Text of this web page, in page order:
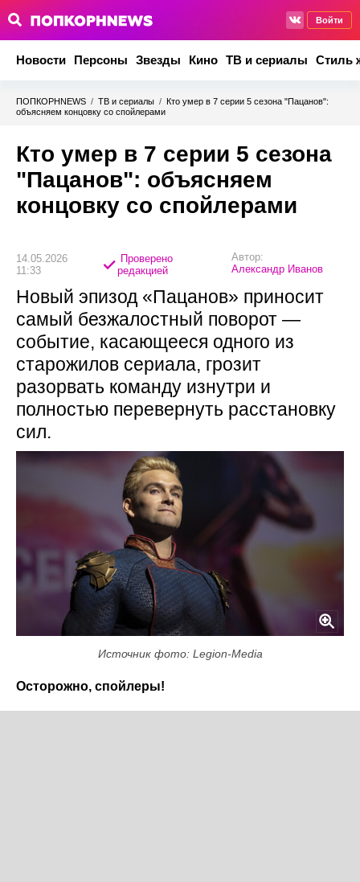
Войти
Новости Персоны Звезды Кино ТВ и сериалы Стиль
ПОПКОРНNEWS / ТВ и сериалы / Кто умер в 7 серии 5 сезона "Пацанов":
объясняем концовку со спойлерами
Кто умер в 7 серии 5 сезона
"Пацанов": объясняем
концовку со спойлерами
14.05.2026
11:33
Проверено
редакцией
Автор:
Александр Иванов
Новый эпизод «Пацанов» приносит
самый безжалостный поворот —
событие, касающееся одного из
старожилов сериала, грозит
разорвать команду изнутри и
полностью перевернуть расстановку
сил.
Источник фото: Legion-Media
Осторожно, спойлеры!